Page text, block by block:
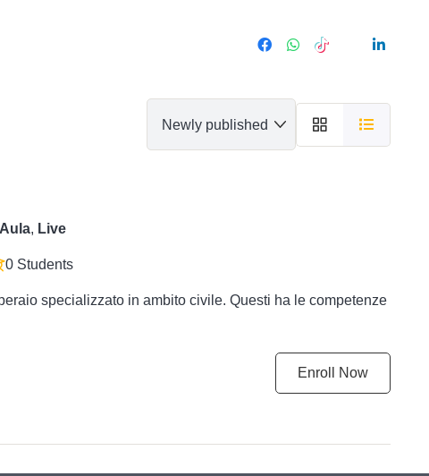
Aula, Live
0 Students
specializzato in ambito civile. Questi ha le competenze
Enroll Now